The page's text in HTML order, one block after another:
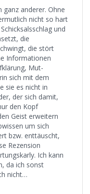
anderer. Ohne
nicht so hart
und
die
die stört
Informationen
Mut-
sich mit dem
sie es nicht in
der sich damit,
den Kopf
Geist erweitern
um sich
bzw. enttäuscht,
Rezension
Ich kann
da ich sonst
nicht…